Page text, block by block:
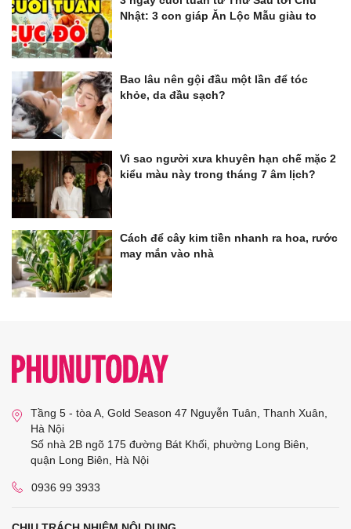
Nhật: 3 con giáp Ăn Lộc Mẫu giàu to
Bao lâu nên gội đầu một lần để tóc
khỏe, da đầu sạch?
Vì sao người xưa khuyên hạn chế mặc 2
kiểu màu này trong tháng 7 âm lịch?
Cách để cây kim tiền nhanh ra hoa, rước
may mắn vào nhà
Tầng 5 - tòa A, Gold Season 47 Nguyễn Tuân, Thanh Xuân,
Hà Nội
Số nhà 2B ngõ 175 đường Bát Khối, phường Long Biên,
quận Long Biên, Hà Nội
0936 99 3933